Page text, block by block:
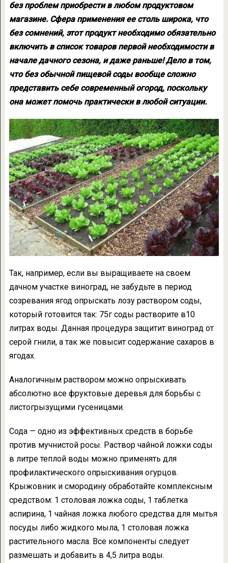
без проблем приобрести в любом продуктовом
магазине. Сфера применения ее столь широка, что
без сомнений, этот продукт необходимо обязательно
включить в список товаров первой необходимости в
начале дачного сезона, и даже раньше! Дело в том,
что без обычной пищевой соды вообще сложно
представить себе современный огород, поскольку
она может помочь практически в любой ситуации.
Так, например, если вы выращиваете на своем
дачном участке виноград, не забудьте в период
созревания ягод опрыскать лозу раствором соды,
который готовится так: 75г соды растворите в10
литрах воды. Данная процедура защитит виноград от
серой гнили, а так же повысит содержание сахаров в
ягодах.
Аналогичным раствором можно опрыскивать
абсолютно все фруктовые деревья для борьбы с
листогрызущими гусеницами.
Сода — одно из эффективных средств в борьбе
против мучнистой росы. Раствор чайной ложки соды
в литре теплой воды можно применять для
профилактического опрыскивания огурцов.
Крыжовник и смородину обработайте комплексным
средством: 1 столовая ложка соды, 1 таблетка
аспирина, 1 чайная ложка любого средства для мытья
посуды либо жидкого мыла, 1 столовая ложка
растительного масла. Все компоненты следует
размешать и добавить в 4,5 литра воды.